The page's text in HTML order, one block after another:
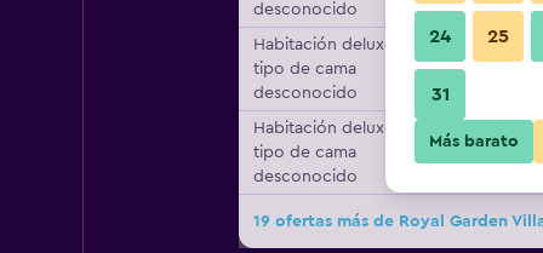
desconocido
Habitación deluxe,
tipo de cama
desconocido
Habitación deluxe,
tipo de cama
desconocido
19 ofertas más de Royal Garden
24 25
31
Más barato